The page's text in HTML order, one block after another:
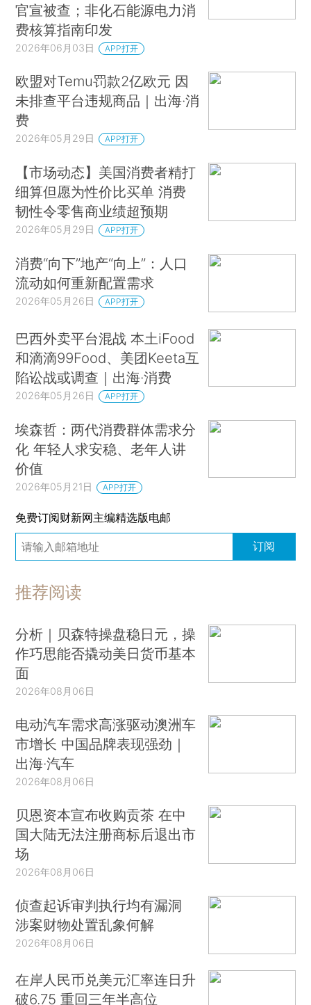
官宣被查；非化石能源电力消
费核算指南印发
2026年06月03日 APP打开
欧盟对Temu罚款2亿欧元 因
未排查平台违规商品｜出海·消
费
2026年05月29日 APP打开
【市场动态】美国消费者精打
细算但愿为性价比买单 消费
韧性令零售商业绩超预期
2026年05月29日 APP打开
消费“向下”地产“向上”：人口
流动如何重新配置需求
2026年05月26日 APP打开
巴西外卖平台混战 本土iFood
和滴滴99Food、美团Keeta互
陷讼战或调查｜出海·消费
2026年05月26日 APP打开
埃森哲：两代消费群体需求分
化 年轻人求安稳、老年人讲
价值
2026年05月21日 APP打开
免费订阅财新网主编精选版电邮
订阅
推荐阅读
分析｜贝森特操盘稳日元，操
作巧思能否撬动美日货币基本
面
2026年08月06日
电动汽车需求高涨驱动澳洲车
市增长 中国品牌表现强劲｜
出海·汽车
2026年08月06日
贝恩资本宣布收购贡茶 在中
国大陆无法注册商标后退出市
场
2026年08月06日
侦查起诉审判执行均有漏洞
涉案财物处置乱象何解
2026年08月06日
在岸人民币兑美元汇率连日升
破6.75 重回三年半高位